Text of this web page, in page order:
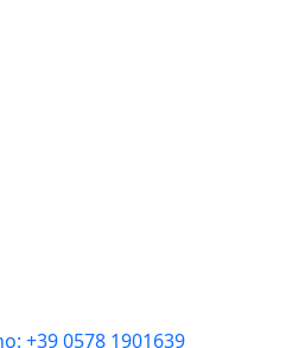
+39 0578 1901639